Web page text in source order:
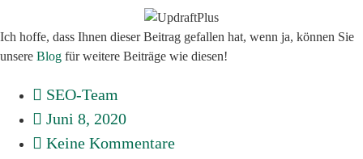
Ich hoffe, dass Ihnen dieser Beitrag gefallen hat, wenn ja, können Sie
unsere Blog für weitere Beiträge wie diesen!
SEO-Team
Juni 8, 2020
Keine Kommentare